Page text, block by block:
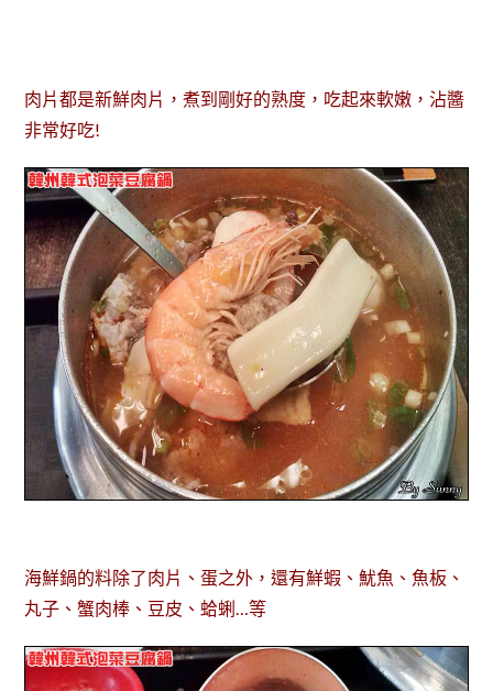
肉片都是新鮮肉片，煮到剛好的熟度，吃起來軟嫩，沾醬
非常好吃!
海鮮鍋的料除了肉片、蛋之外，還有鮮蝦、魷魚、魚板、
丸子、蟹肉棒、豆皮、蛤蜊…等